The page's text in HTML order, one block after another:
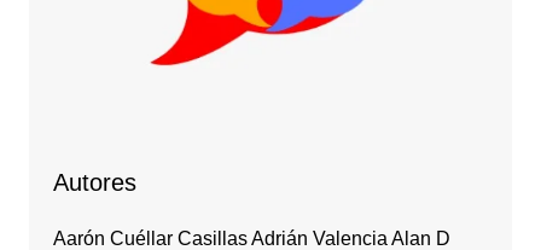
Autores
Aarón Cuéllar Casillas Adrián Valencia Alan D